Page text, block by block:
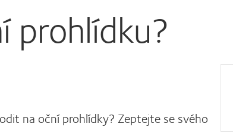
prohlídku?
na oční prohlídky? Zeptejte se svého